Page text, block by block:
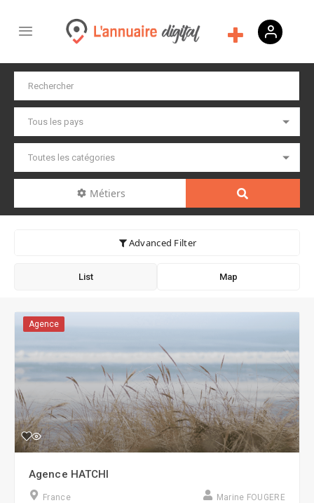
Métiers
Advanced Filter
List Map
Agence
Agence HATCHI
France Marine FOUGERE